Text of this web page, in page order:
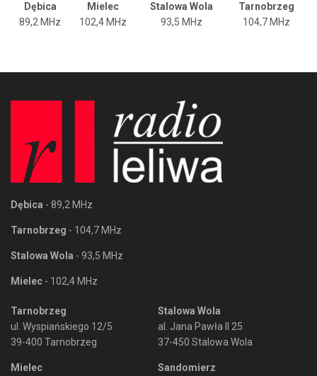
Dębica Mielec Stalowa Wola
Tarnobrzeg
89,2 MHz
102,4 MHz 93,5 MHz 104,7 MHz
Dębica - 89,2 MHz
Tarnobrzeg - 104,7 MHz
Stalowa Wola - 93,5 MHz
Mielec - 102,4 MHz
Tarnobrzeg
ul. Wyspiańskiego 12/5
39-400 Tarnobrzeg
Mielec
Stalowa Wola
al. Jana Pawła II 25
37-450 Stalowa Wola
Sandomierz